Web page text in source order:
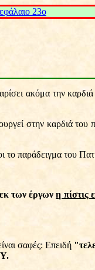
23ο
ακόμα την καρδιά
στην καρδιά του
το παράδειγμα του
εκ των έργωνη πίστις
σαφές: Επειδή